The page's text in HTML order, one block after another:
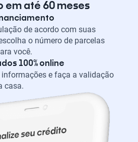
em até 60 meses
de acordo com suas
o número de parcelas
você.
100% online
informações e faça a validação
casa.